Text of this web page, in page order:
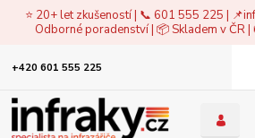
⭐ 20+ let zkušeností | 📞 601 555 225 | 📌
Odborné poradenství | 📦 Skladem v ČR |
+420 601 555 225